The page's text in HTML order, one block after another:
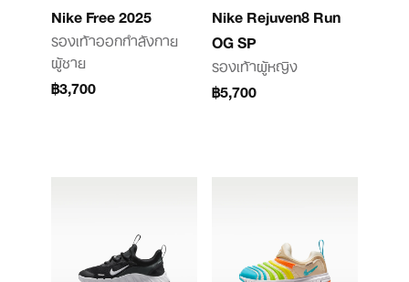
Nike Free 2025
รองเท้าออกกำลังกาย
ผู้ชาย
฿3,700
Nike Rejuven8 Run
OG SP
รองเท้าผู้หญิง
฿5,700